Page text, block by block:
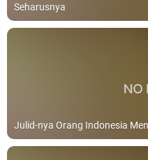
Seharusnya
Julid-nya Orang Indonesia